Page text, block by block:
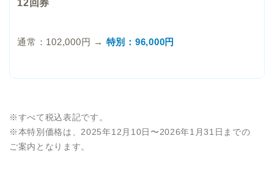
12回券
通常：102,000円 → 特別：96,000円
※すべて税込表記です。
※本特別価格は、2025年12月10日〜2026年1月31日までの
ご案内となります。